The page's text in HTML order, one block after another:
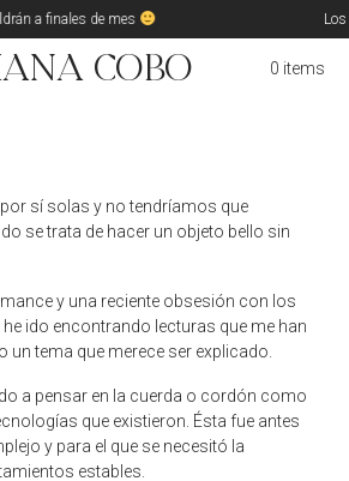
a finales de mes
Cobo 0 items
por sí solas y no tendríamos que
se trata de hacer un objeto bello sin
y una reciente obsesión con los
ido encontrando lecturas que me han
un tema que merece ser explicado.
a pensar en la cuerda o cordón como
que existieron. Ésta fue antes
y para el que se necesitó la
estables.